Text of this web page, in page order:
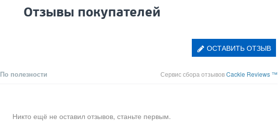
Отзывы покупателей
ОСТАВИТЬ ОТЗЫВ
По полезности Сервис сбора отзывовCackle Reviews ™
Никто ещё не оставил отзывов, станьте первым.